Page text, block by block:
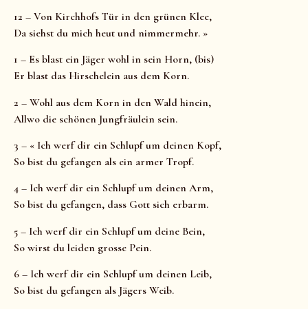
12 – Von Kirchhofs Tür in den grünen Klee,
Da siehst du mich heut und nimmermehr. »
1 – Es blast ein Jäger wohl in sein Horn, (bis)
Er blast das Hirschelein aus dem Korn.
2 – Wohl aus dem Korn in den Wald hinein,
Allwo die schönen Jungfräulein sein.
3 – « Ich werf dir ein Schlupf um deinen Kopf,
So bist du gefangen als ein armer Tropf.
4 – Ich werf dir ein Schlupf um deinen Arm,
So bist du gefangen, dass Gott sich erbarm.
5 – Ich werf dir ein Schlupf um deine Bein,
So wirst du leiden grosse Pein.
6 – Ich werf dir ein Schlupf um deinen Leib,
So bist du gefangen als Jägers Weib.